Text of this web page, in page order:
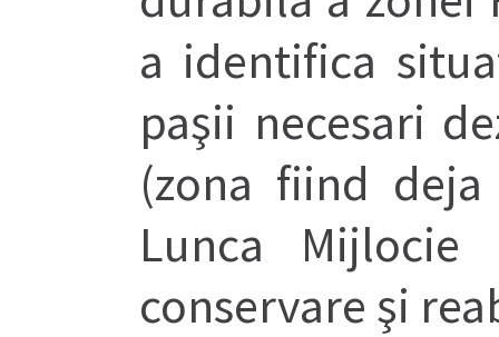
a identifica
paşii necesari
(zona fiind
Lunca
conservare şi